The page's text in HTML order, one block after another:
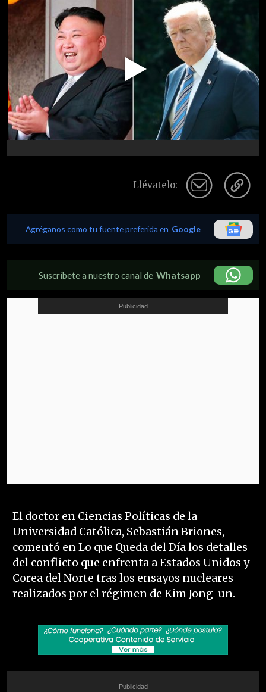
Play
Video
Llévatelo:
Agréganos como tu fuente preferida en Google
Suscríbete a nuestro canal de Whatsapp
El doctor en Ciencias Políticas de la
Universidad Católica, Sebastián Briones,
comentó en Lo que Queda del Día los detalles
del conflicto que enfrenta a Estados Unidos y
Corea del Norte tras los ensayos nucleares
realizados por el régimen de Kim Jong-un.